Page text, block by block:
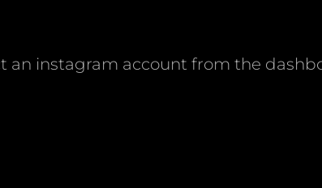
an instagram account from the